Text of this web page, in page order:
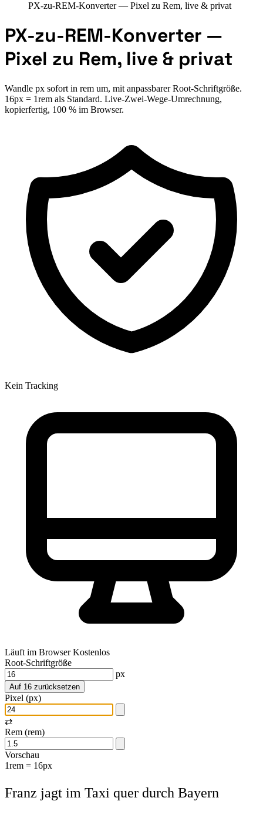
PX-zu-REM-Konverter — Pixel zu Rem, live & privat
PX-zu-REM-Konverter —
Pixel zu Rem, live & privat
Wandle px sofort in rem um, mit anpassbarer Root-Schriftgröße.
16px = 1rem als Standard. Live-Zwei-Wege-Umrechnung,
kopierfertig, 100 % im Browser.
Kein Tracking
Läuft im Browser Kostenlos
Root-Schriftgröße
px
Auf 16 zurücksetzen
Pixel (px)
⇄
Rem (rem)
Vorschau
1rem = 16px
Franz jagt im Taxi quer durch Bayern